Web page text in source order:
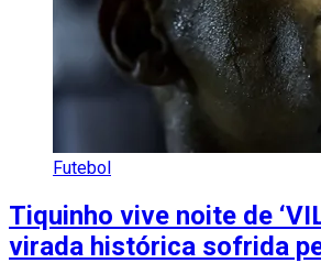
Futebol
Tiquinho vive noite de
virada histórica sofrida